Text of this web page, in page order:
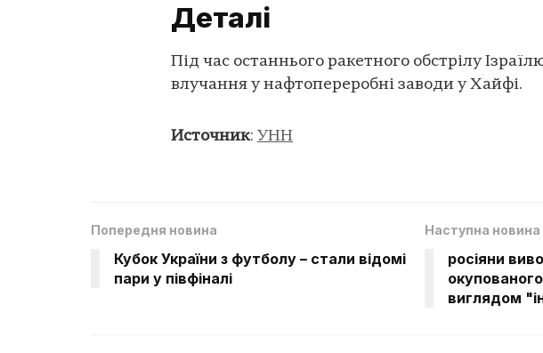
Деталі
Під час останнього ракетного обстрілу
влучання у нафтопереробні заводи у Хайфі.
Источник: УНН
Попередня новина
Кубок України з футболу – стали відомі
пари у півфіналі
Наступна новина
росіяни
виглядом